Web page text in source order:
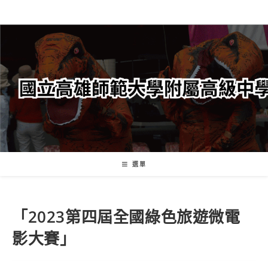
轉
要
內
容
選單
「2023第四屆全國綠色旅遊微電
影大賽」